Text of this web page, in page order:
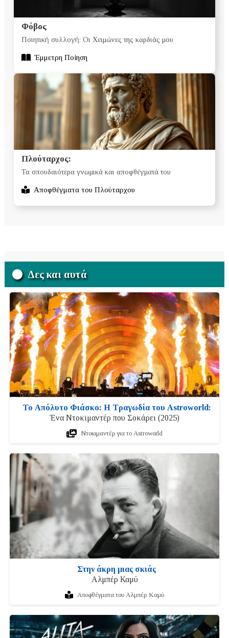
Φόβος
Ποιητική συλλογή: Οι Χειμώνες της καρδιάς μου
Έμμετρη Ποίηση
Πλούταρχος:
Τα σπουδαιότερα γνωμικά και αποφθέγματά του
Αποφθέγματα του Πλούταρχου
Δες και αυτά
Το Απόλυτο Φιάσκο: Η Τραγωδία του Astroworld:
Ένα Ντοκιμαντέρ που Σοκάρει (2025)
Ντοκιμαντέρ για το Astroworld
Στην άκρη μιας σκιάς
Αλμπέρ Καμύ
Αποφθέγματα του Αλμπέρ Καμύ